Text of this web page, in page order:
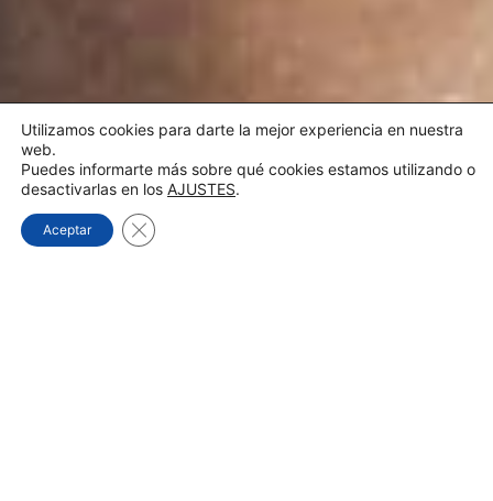
Utilizamos cookies para darte la mejor experiencia en nuestra
web.
Puedes informarte más sobre qué cookies estamos utilizando o
desactivarlas en los AJUSTES.
Aceptar Cerrar el banner de cookies RGPD